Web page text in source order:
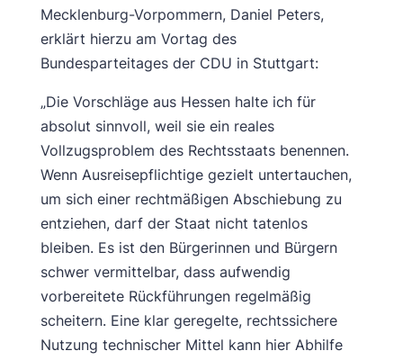
Mecklenburg-Vorpommern, Daniel Peters,
erklärt hierzu am Vortag des
Bundesparteitages der CDU in Stuttgart:
„Die Vorschläge aus Hessen halte ich für
absolut sinnvoll, weil sie ein reales
Vollzugsproblem des Rechtsstaats benennen.
Wenn Ausreisepflichtige gezielt untertauchen,
um sich einer rechtmäßigen Abschiebung zu
entziehen, darf der Staat nicht tatenlos
bleiben. Es ist den Bürgerinnen und Bürgern
schwer vermittelbar, dass aufwendig
vorbereitete Rückführungen regelmäßig
scheitern. Eine klar geregelte, rechtssichere
Nutzung technischer Mittel kann hier Abhilfe